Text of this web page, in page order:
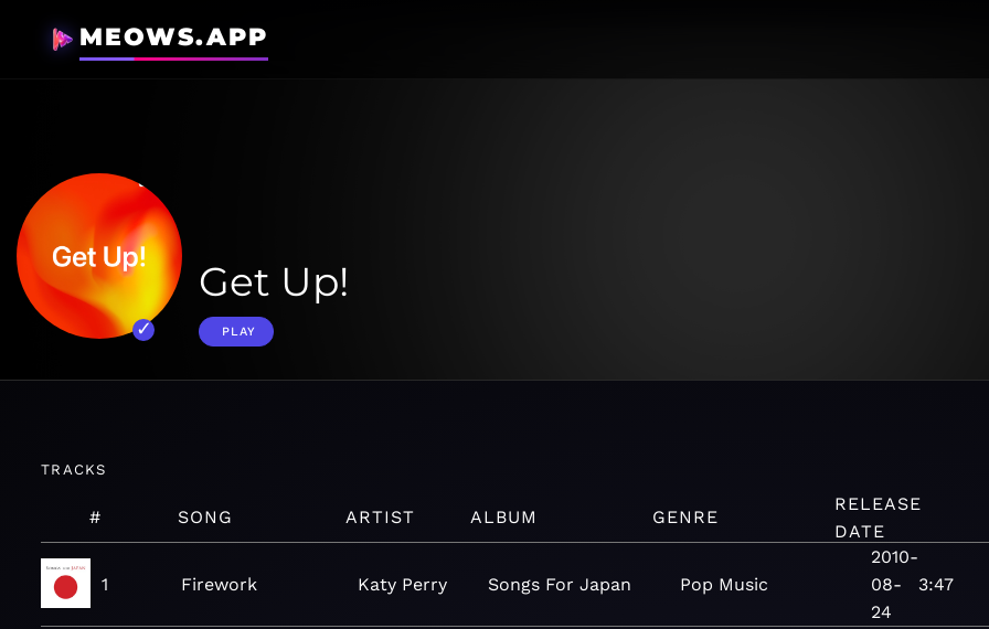
MEOWS.APP
Get Up!
PLAY
TRACKS
# SONG ARTIST ALBUM GENRE
RELEASE
DATE
1 Firework Katy Perry Songs For Japan Pop Music
2010-
08-
24
3:47